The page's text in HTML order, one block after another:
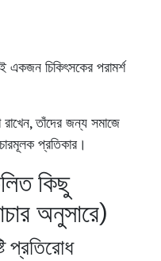
একজন চিকিৎসকের পরামর্শ
রাখেন, তাঁদের জন্য সমাজে
প্রতিকার।
কিছু
অনুসারে)
প্রতিরোধ